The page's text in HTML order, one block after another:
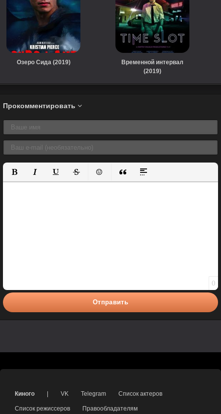
Озеро Сида (2019)
Временной интервал
(2019)
Прокомментировать
Полужирный
КурсивПодчеркнутый
ЗачеркнутыйВставить смайлик
Вставка цитаты
Вставка спойлера
0
Отправить
Киного VK Telegram Список актеров
Список режиссеров Правообладателям